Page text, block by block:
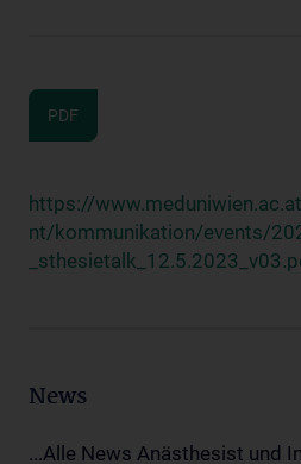
PDF
https://
nt/kommunikation/events/
News
...Alle News Anästhesist und